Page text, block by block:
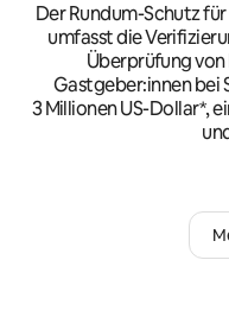
Der Rundum-Schutz
umfasst die
Überprüfung
Gastgeber:innen bei
3 Millionen US-Dollar*,